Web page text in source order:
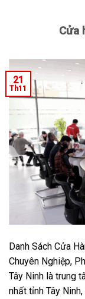
Cửa
21
Th11
Danh Sách Cửa
Chuyên Nghiệp,
Tây Ninh là trung
nhất tỉnh Tây